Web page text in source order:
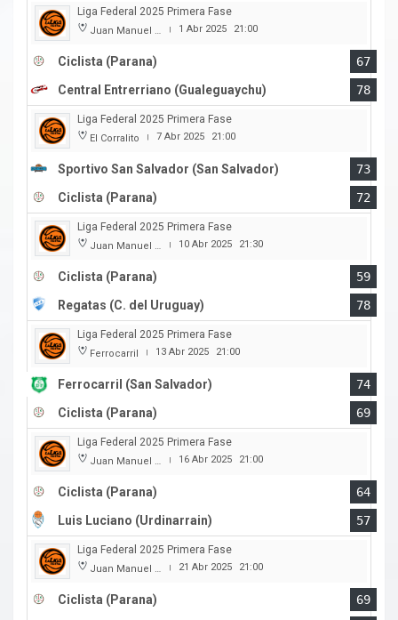
Liga Federal 2025 Primera Fase
Juan Manuel A. Baglietto | 1 Abr 2025 21:00
Ciclista (Parana)
67
Central Entrerriano (Gualeguaychu)
78
Liga Federal 2025 Primera Fase
El Corralito | 7 Abr 2025 21:00
Sportivo San Salvador (San Salvador)
73
Ciclista (Parana)
72
Liga Federal 2025 Primera Fase
Juan Manuel A. Baglietto | 10 Abr 2025 21:30
Ciclista (Parana)
59
Regatas (C. del Uruguay)
78
Liga Federal 2025 Primera Fase
Ferrocarril | 13 Abr 2025 21:00
Ferrocarril (San Salvador)
74
Ciclista (Parana)
69
Liga Federal 2025 Primera Fase
Juan Manuel A. Baglietto | 16 Abr 2025 21:00
Ciclista (Parana)
64
Luis Luciano (Urdinarrain)
57
Liga Federal 2025 Primera Fase
Juan Manuel A. Baglietto | 21 Abr 2025 21:00
Ciclista (Parana)
69